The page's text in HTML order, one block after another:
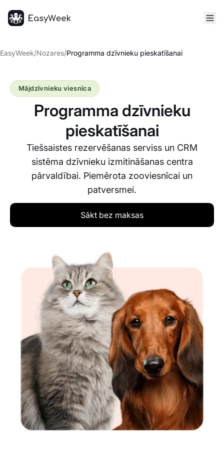
EasyWeek/Nozares/Programma dzīvnieku pieskatīšanai
Programma dzīvnieku
pieskatīšanai
Tiešsaistes rezervēšanas serviss un CRM
sistēma dzīvnieku izmitināšanas centra
pārvaldībai. Piemērota zooviesnīcai un
patversmei.
Mājdzīvnieku viesnīca
Sākt bez maksas